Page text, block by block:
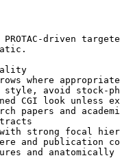
driven
where appropriate
style, avoid stock-
CGI look unless
papers and
strong focal
and publication
and anatomically